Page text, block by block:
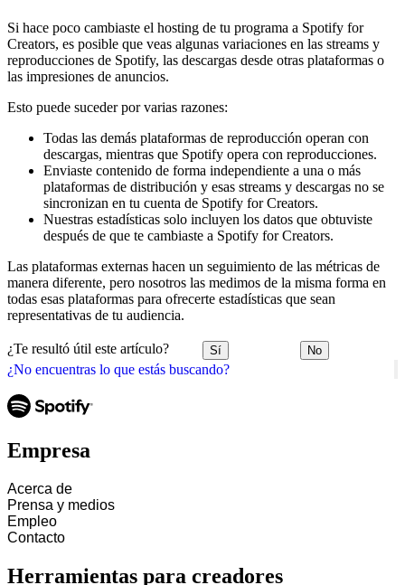
¿No encuentras lo que estás buscando?
Si hace poco cambiaste el hosting de tu programa a Spotify for
Creators, es posible que veas algunas variaciones en las streams y
reproducciones de Spotify, las descargas desde otras plataformas o
las impresiones de anuncios.
Esto puede suceder por varias razones:
Todas las demás plataformas de reproducción operan con
descargas, mientras que Spotify opera con reproducciones.
Enviaste contenido de forma independiente a una o más
plataformas de distribución y esas streams y descargas no se
sincronizan en tu cuenta de Spotify for Creators.
Nuestras estadísticas solo incluyen los datos que obtuviste
después de que te cambiaste a Spotify for Creators.
Las plataformas externas hacen un seguimiento de las métricas de
manera diferente, pero nosotros las medimos de la misma forma en
todas esas plataformas para ofrecerte estadísticas que sean
representativas de tu audiencia.
¿Te resultó útil este artículo? Sí No
Empresa
Acerca de
Prensa y medios
Empleo
Contacto
Herramientas para creadores